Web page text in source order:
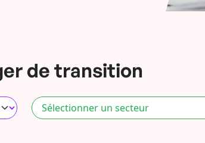
de transition